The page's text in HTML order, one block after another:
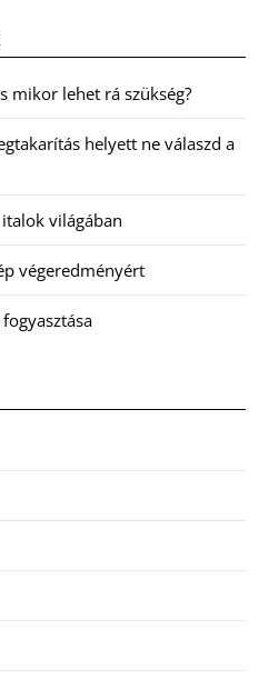
mikor lehet rá szükség?
helyett ne válaszd a
világában
végeredményért